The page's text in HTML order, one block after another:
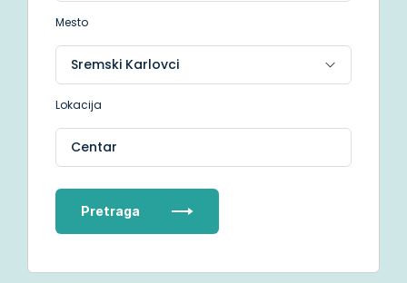
Mesto
Lokacija
Centar
Pretraga